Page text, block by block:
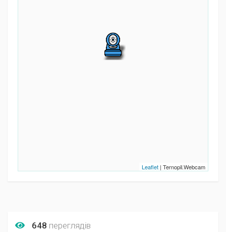
Leaflet | Ternopil.Webcam
648 переглядів